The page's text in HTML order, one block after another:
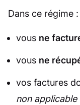
Dans ce régime :
vous ne
vous ne
vos factures
non applicable